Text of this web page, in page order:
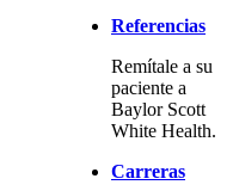
Referencias
Remítale a su
paciente a
Baylor Scott
White Health.
Carreras